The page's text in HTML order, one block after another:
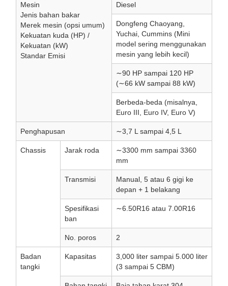
Mesin
Jenis bahan bakar
Merek mesin (opsi umum)
Kekuatan kuda (HP) /
Kekuatan (kW)
Standar Emisi
Diesel
Dongfeng Chaoyang,
Yuchai, Cummins (Mini
model sering menggunakan
mesin yang lebih kecil)
∼90 HP sampai 120 HP
(∼66 kW sampai 88 kW)
Berbeda-beda (misalnya,
Euro III, Euro IV, Euro V)
Penghapusan ∼3,7 L sampai 4,5 L
Chassis Jarak roda
∼3300 mm sampai 3360
mm
Transmisi
Manual, 5 atau 6 gigi ke
depan + 1 belakang
Spesifikasi
ban
∼6.50R16 atau 7.00R16
No. poros 2
Badan
tangki
Kapasitas
3,000 liter sampai 5.000 liter
(3 sampai 5 CBM)